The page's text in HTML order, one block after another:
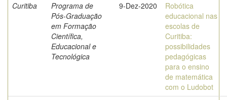
Curitiba
Programa de
Pós-Graduação
em Formação
Científica,
Educacional e
Tecnológica
9-Dez-2020
Robótica
educacional nas
escolas de
Curitiba:
possibilidades
pedagógicas
para o ensino
de matemática
com o Ludobot